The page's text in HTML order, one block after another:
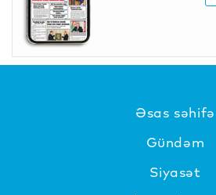
Əsas səhifə
Gündəm
Siyasət